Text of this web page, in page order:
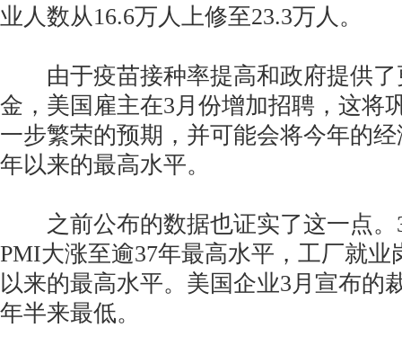
业人数从16.6万人上修至23.3万人。
由于疫苗接种率提高和政府提供了
金，美国雇主在3月份增加招聘，这将
一步繁荣的预期，并可能会将今年的
年以来的最高水平。
之前公布的数据也证实了这一点。
PMI大涨至逾37年最高水平，工厂就业
以来的最高水平。美国企业3月宣布的
年半来最低。